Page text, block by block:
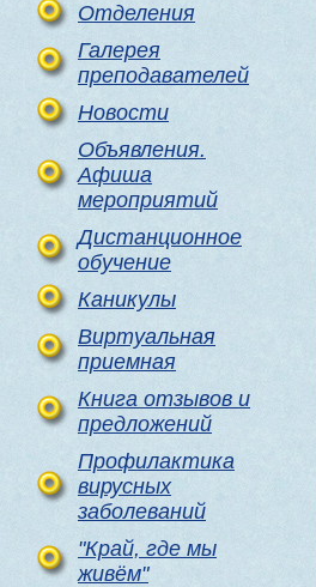
Отделения
Галерея
преподавателей
Новости
Объявления.
Афиша
мероприятий
Дистанционное
обучение
Каникулы
Виртуальная
приемная
Книга отзывов и
предложений
Профилактика
вирусных
заболеваний
"Край, где мы
живём"